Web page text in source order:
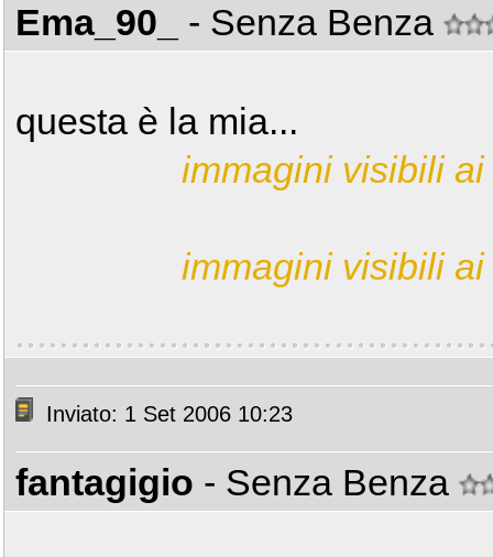
Ema_90_ - Senza Benza
questa è la mia...
immagini visibili
immagini visibili
Inviato: 1 Set 2006 10:23
fantagigio - Senza Benza